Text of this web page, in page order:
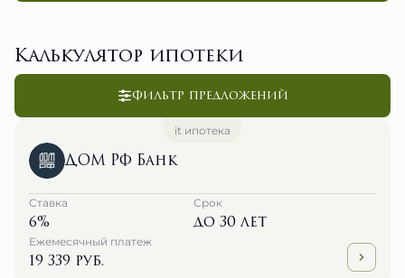
Калькулятор ипотеки
Фильтр предложений
it ипотека
ДОМ РФ Банк
Ставка
6%
Срок
до 30 лет
Ежемесячный платеж
19 339 руб.